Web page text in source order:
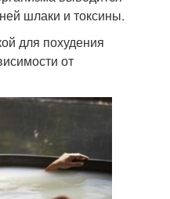
шлаки и токсины.
для похудения
от